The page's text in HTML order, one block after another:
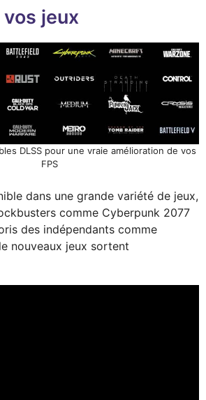
vos jeux
DLSS pour une vraie amélioration de vos
FPS
dans une grande variété de jeux,
comme Cyberpunk 2077
des indépendants comme
nouveaux jeux sortent